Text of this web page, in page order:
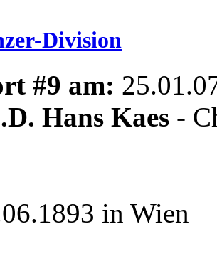
Division
#9 am:
Hans Kaes -
in Wien